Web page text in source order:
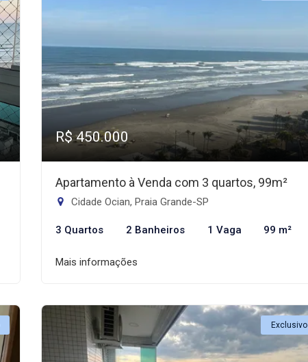
R$ 450.000
Apartamento à Venda com 3 quartos, 99m²
Cidade Ocian, Praia Grande-SP
3 Quartos 2 Banheiros 1 Vaga 99 m²
Mais informações
Exclusivo